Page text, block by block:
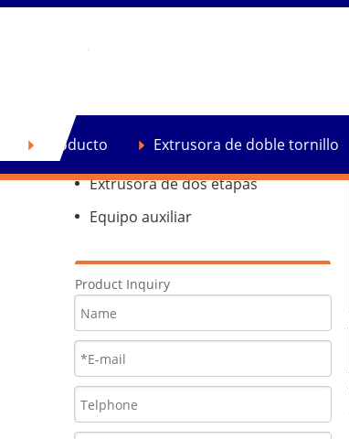
Producto Extrusora de doble tornillo
Extrusora de doble tornillo
Extrusora de reciclaje de plástico
Extrusora de dos etapas
Equipo auxiliar
Product Inquiry